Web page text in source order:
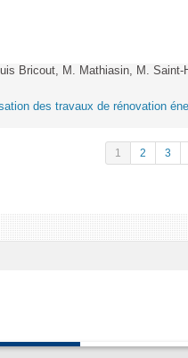
Bricout, M. Mathiasin, M.
des travaux de rénovation
1 2 3